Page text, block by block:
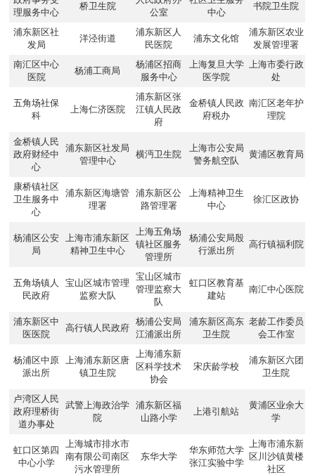
理服务中心
桥卫生院
公室
中心
书院卫生院
浦东新区社
发局
洋泾街道
浦东新区人
民医院
浦东文化馆
浦东新区农业
发展管理署
南汇区中心
医院
杨浦工商局
杨浦区招商
服务中心
上海复旦大学
医学院
上海市委行政
处
五角场社保
科
上海仁济医院
浦东新区张
江镇人民政
府
金桥镇人民政
府税办
南汇区老年护
理院
金桥镇人民
政府财经中
心
浦东新区社发局
管理中心
横沔卫生院
上海市公安局
警务航空队
黄浦区教育局
康桥镇社区
卫生服务中
心
浦东新区海塘管
理署
浦东新区公
路管理署
上海精神卫生
中心
徐汇区政协
杨浦区公安
局
上海市浦东新区
精神卫生中心
上海五角场
镇社区服务
管理所
杨浦公安局殷
行派出所
高行镇福利院
五角场镇人
民政府
宝山区城市管理
监察大队
宝山区城市
管理监察大
队
虹口区教育基
建站
南汇中心医院
浦东新区中
医医院
高行镇人民政府
杨浦公安局
江浦派出所
浦东新区高东
卫生院
老龄工作委员
会工作室
杨浦区中原
派出所
上海浦东新区唐
镇卫生院
上海浦东新
区科学技术
协会
宋庆龄学校
浦东新区六团
卫生院
卢湾区人民
政府理桥街
道办事处
武警上海政治学
院
浦东新区福
山路小学
上港引航站
黄浦区业余大
学
虹口区第四
中心小学
上海城市排水市
南有限公司南区
污水管理所
东华大学
华东师范大学
张江实验中学
上海市浦东新
区川沙镇黄楼
社区